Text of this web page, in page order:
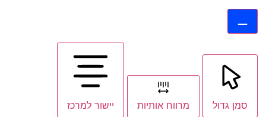
סמן גדול מרווח אותיות יישור למרכז